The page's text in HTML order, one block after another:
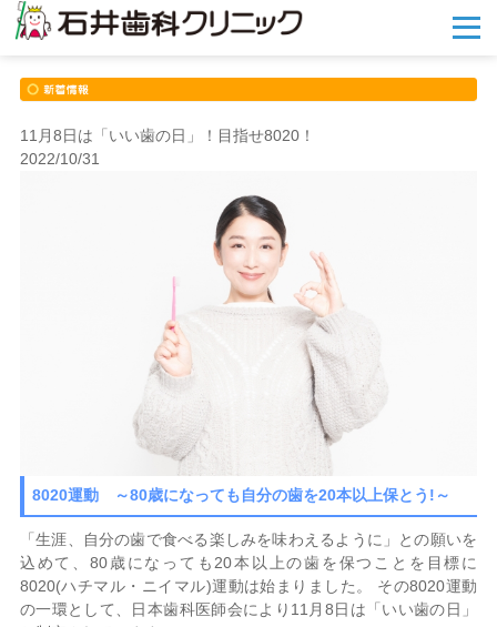
メ
ニ
11月8日は「いい歯の日」！目指せ8020！
2022/10/31
8020運動 ～80歳になっても自分の歯を20本以上保とう!～
「生涯、自分の歯で食べる楽しみを味わえるように」との願いを
込めて、80歳になっても20本以上の歯を保つことを目標に
8020(ハチマル・ニイマル)運動は始まりました。 その8020運動
の一環として、日本歯科医師会により11月8日は「いい歯の日」